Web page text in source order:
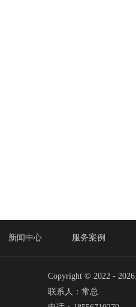
新闻中心 服务案例
Copyright © 2022 -
联系人：常总